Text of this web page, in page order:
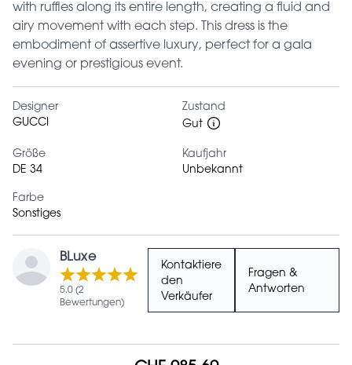
with ruffles along its entire length, creating a fluid and
airy movement with each step. This dress is the
embodiment of assertive luxury, perfect for a gala
evening or prestigious event.
Designer
GUCCI
Zustand
Gut
Größe
DE 34
Kaufjahr
Unbekannt
Farbe
Sonstiges
BLuxe
5.0 (2
Bewertungen)
Kontaktiere
den
Verkäufer
Fragen &
Antworten